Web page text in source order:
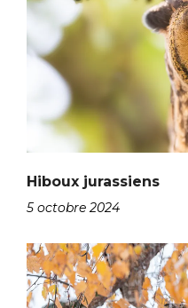
Hiboux jurassiens
5 octobre 2024